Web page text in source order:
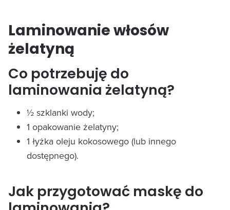
Laminowanie włosów
żelatyną
Co potrzebuję do
laminowania żelatyną?
½ szklanki wody;
1 opakowanie żelatyny;
1 łyżka oleju kokosowego (lub innego
dostępnego).
Jak przygotować maskę do